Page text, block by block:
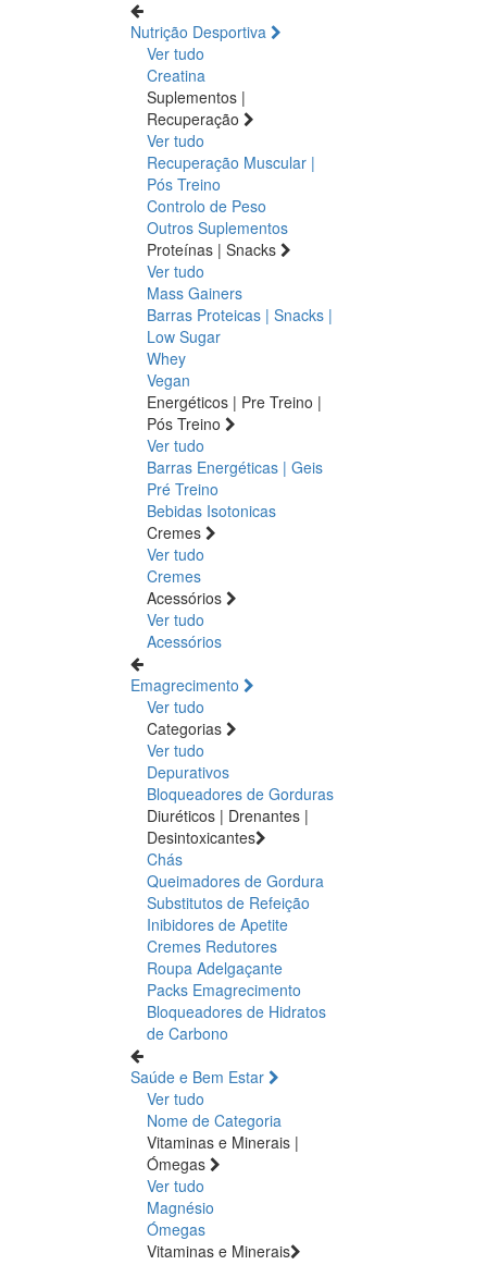
Nutrição Desportiva
Ver tudo
Creatina
Suplementos |
Recuperação
Ver tudo
Recuperação Muscular |
Pós Treino
Controlo de Peso
Outros Suplementos
Proteínas | Snacks
Ver tudo
Mass Gainers
Barras Proteicas | Snacks |
Low Sugar
Whey
Vegan
Energéticos | Pre Treino |
Pós Treino
Ver tudo
Barras Energéticas | Geis
Pré Treino
Bebidas Isotonicas
Cremes
Ver tudo
Cremes
Acessórios
Ver tudo
Acessórios
Emagrecimento
Ver tudo
Categorias
Ver tudo
Depurativos
Bloqueadores de Gorduras
Diuréticos | Drenantes |
Desintoxicantes
Chás
Queimadores de Gordura
Substitutos de Refeição
Inibidores de Apetite
Cremes Redutores
Roupa Adelgaçante
Packs Emagrecimento
Bloqueadores de Hidratos
de Carbono
Saúde e Bem Estar
Ver tudo
Nome de Categoria
Vitaminas e Minerais |
Ómegas
Ver tudo
Magnésio
Ómegas
Vitaminas e Minerais